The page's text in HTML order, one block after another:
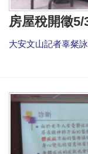
房屋稅開徵
大安文山記者辜粲